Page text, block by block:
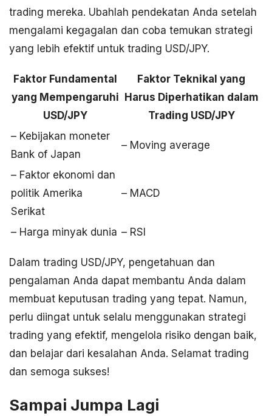
trading mereka. Ubahlah pendekatan Anda setelah
mengalami kegagalan dan coba temukan strategi
yang lebih efektif untuk trading USD/JPY.
Faktor Fundamental
yang Mempengaruhi
USD/JPY
Faktor Teknikal yang
Harus Diperhatikan dalam
Trading USD/JPY
– Kebijakan moneter
Bank of Japan
– Moving average
– Faktor ekonomi dan
politik Amerika
Serikat
– MACD
– Harga minyak dunia – RSI
Dalam trading USD/JPY, pengetahuan dan
pengalaman Anda dapat membantu Anda dalam
membuat keputusan trading yang tepat. Namun,
perlu diingat untuk selalu menggunakan strategi
trading yang efektif, mengelola risiko dengan baik,
dan belajar dari kesalahan Anda. Selamat trading
dan semoga sukses!
Sampai Jumpa Lagi